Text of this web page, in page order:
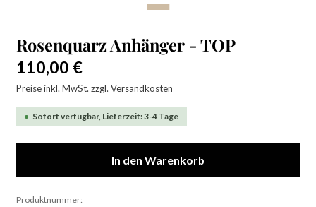
Rosenquarz Anhänger - TOP
Regulärer Preis:
110,00 €
Preise inkl. MwSt. zzgl. Versandkosten
Sofort verfügbar, Lieferzeit: 3-4 Tage
In den Warenkorb
Produktnummer: